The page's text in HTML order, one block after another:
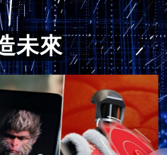
未來